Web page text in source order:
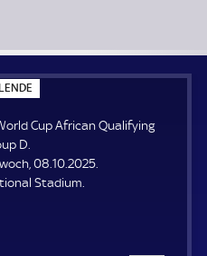
P
E
N
D
E
Cup African Qualifying
D.
08.10.2025.
Stadium.